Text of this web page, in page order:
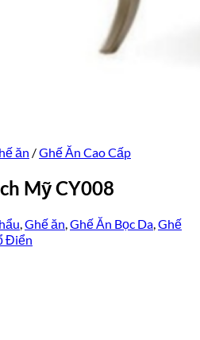
ăn /Ghế Ăn Cao Cấp
Mỹ CY008
,Ghế ăn,Ghế Ăn Bọc Da,Ghế
Điển